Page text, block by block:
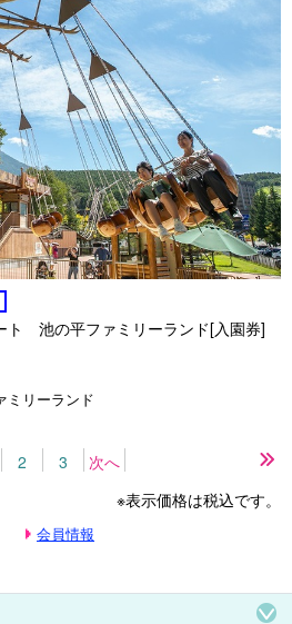
ト 池の平ファミリーランド[入園券]
ミリーランド
2 3 次へ
の
※表示価格は税込です。
会員情報